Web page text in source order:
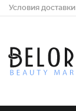
Условия доставки